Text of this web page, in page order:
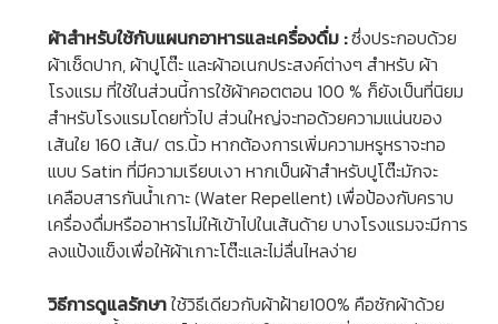
ผ้าสำหรับใช้กับแผนกอาหารและเครื่องดื่ม :ซึ่งประกอบด้วย
ผ้าเช็ดปาก, ผ้าปูโต๊ะ และผ้าอเนกประสงค์ต่างๆ สำหรับ ผ้า
โรงแรม ที่ใช้ในส่วนนี้การใช้ผ้าคอตตอน 100 % ก็ยังเป็นที่นิยม
สำหรับโรงแรมโดยทั่วไป ส่วนใหญ่จะทอด้วยความแน่นของ
เส้นใย 160 เส้น/ ตร.นิ้ว หากต้องการเพิ่มความหรูหราจะทอ
แบบ Satin ที่มีความเรียบเงา หากเป็นผ้าสำหรับปูโต๊ะมักจะ
เคลือบสารกันน้ำเกาะ (Water Repellent) เพื่อป้องกับคราบ
เครื่องดื่มหรืออาหารไม่ให้เข้าไปในเส้นด้าย บางโรงแรมจะมีการ
ลงแป้งแข็งเพื่อให้ผ้าเกาะโต๊ะและไม่ลื่นไหลง่าย
วิธีการดูแลรักษาใช้วิธีเดียวกับผ้าฝ้าย100% คือซักผ้าด้วย